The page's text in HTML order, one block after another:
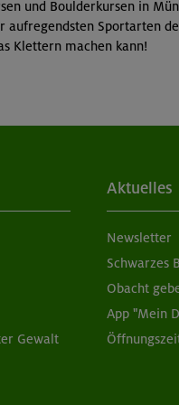
und Boulderkursen in
aufregendsten Sportarten
Klettern machen kann!
Gewalt
Aktuelles
Newsletter
Schwarzes
Obacht
App "Mein